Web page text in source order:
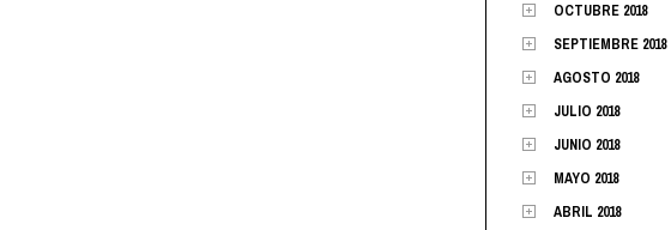
OCTUBRE 2018
SEPTIEMBRE 2018
AGOSTO 2018
JULIO 2018
JUNIO 2018
MAYO 2018
ABRIL 2018